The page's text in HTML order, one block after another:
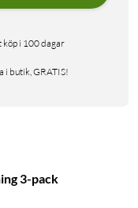
köp i 100 dagar
i butik, GRATIS!
3-pack